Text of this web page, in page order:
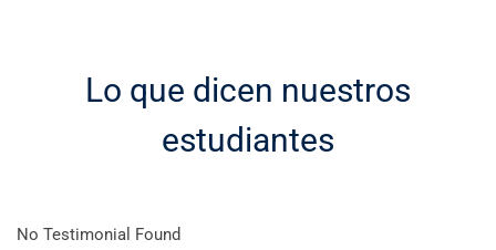
Lo que dicen nuestros
estudiantes
No Testimonial Found